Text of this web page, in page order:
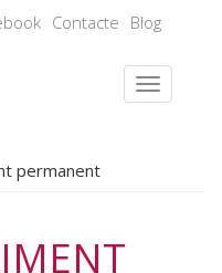
Contacte Blog
permanent